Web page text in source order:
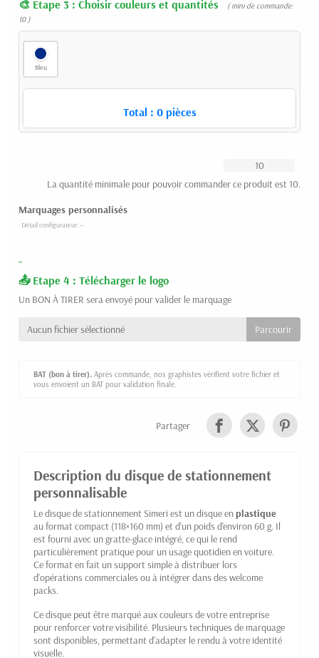
Etape 3 : Choisir couleurs et quantités
( mini de commande:
10 )
Bleu
Total : 0pièces
La quantité minimale pour pouvoir commander ce produit est 10.
Marquages personnalisés
-
Etape 4 : Télécharger le logo
Un BON À TIRER sera envoyé pour valider le marquage
Aucun fichier sélectionné
BAT (bon à tirer). Après commande, nos graphistes vérifient votre fichier et
vous envoient un BAT pour validation finale.
Partager
Description du disque de stationnement
personnalisable
Le disque de stationnement Simeri est un disque enplastique
au format compact (118×160 mm) et d'un poids d'environ 60 g. Il
est fourni avec un gratte-glace intégré, ce qui le rend
particulièrement pratique pour un usage quotidien en voiture.
Ce format en fait un support simple à distribuer lors
d'opérations commerciales ou à intégrer dans des welcome
packs.
Ce disque peut être marqué aux couleurs de votre entreprise
pour renforcer votre visibilité. Plusieurs techniques de marquage
sont disponibles, permettant d'adapter le rendu à votre identité
visuelle.